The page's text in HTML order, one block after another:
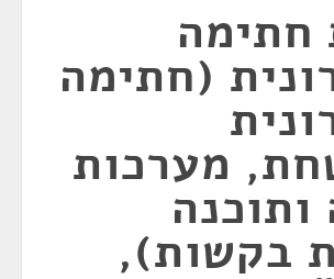
חתימה
(חתימה
מערכות
בקשות),